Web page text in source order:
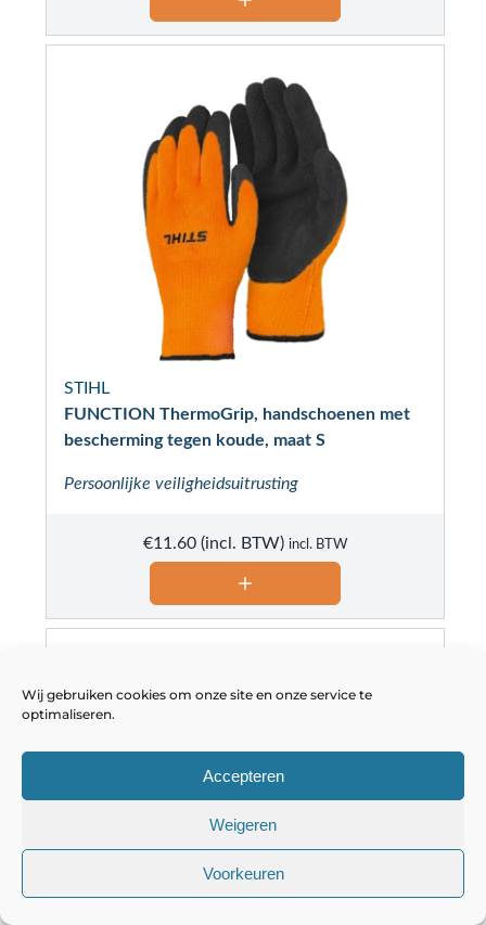
Wij gebruiken cookies om onze site en onze service te
optimaliseren.
Accepteren
Weigeren
Voorkeuren
STIHL
FUNCTION ThermoGrip, handschoenen met
bescherming tegen koude, maat S
Persoonlijke veiligheidsuitrusting
€11.60 incl. BTW